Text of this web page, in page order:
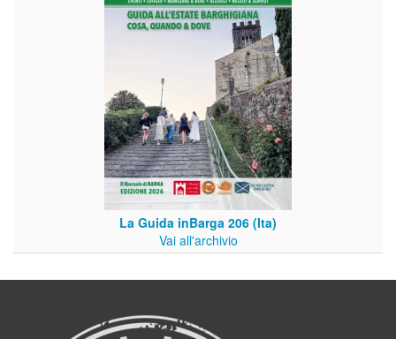
La Guida inBarga 206 (Ita)
Vai all'archivio